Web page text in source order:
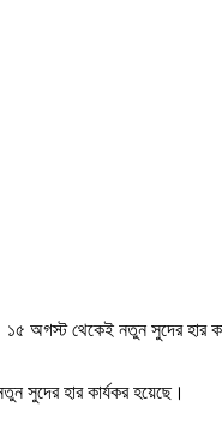
অগস্ট থেকেই নতুন সুদের হার
সুদের হার কার্যকর হয়েছে।